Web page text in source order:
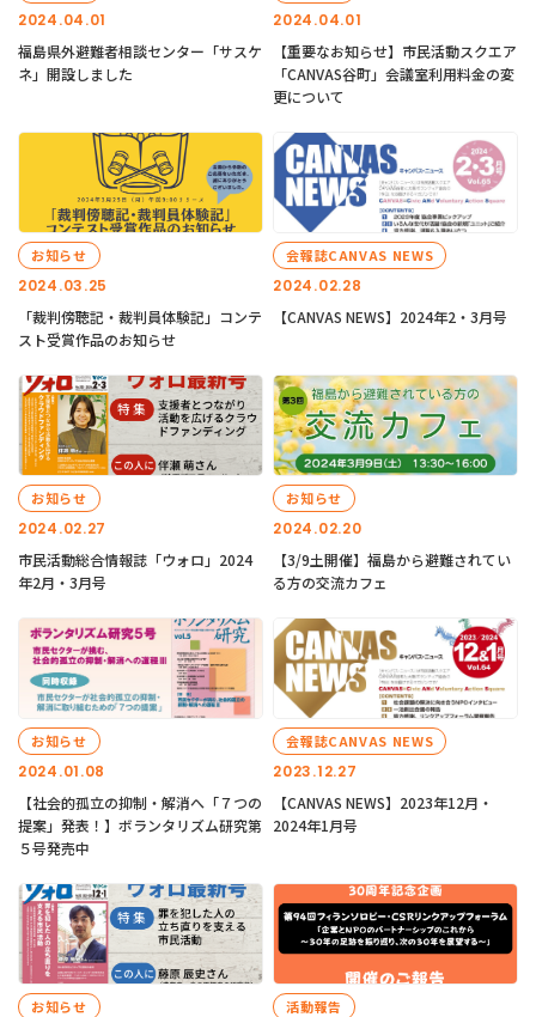
2024.04.01
福島県外避難者相談センター「サスケ
ネ」開設しました
2024.04.01
【重要なお知らせ】市民活動スクエア
「CANVAS谷町」会議室利用料金の変
更について
2024.03.25
お知らせ
「裁判傍聴記・裁判員体験記」コンテ
スト受賞作品のお知らせ
2024.02.28
会報誌CANVAS NEWS
【CANVAS NEWS】2024年2・3月号
2024.02.27
お知らせ
市民活動総合情報誌「ウォロ」2024
年2月・3月号
2024.02.20
お知らせ
【3/9土開催】福島から避難されてい
る方の交流カフェ
2024.01.08
お知らせ
【社会的孤立の抑制・解消へ「７つの
提案」発表！】ボランタリズム研究第
５号発売中
2023.12.27
会報誌CANVAS NEWS
【CANVAS NEWS】2023年12月・
2024年1月号
お知らせ 活動報告